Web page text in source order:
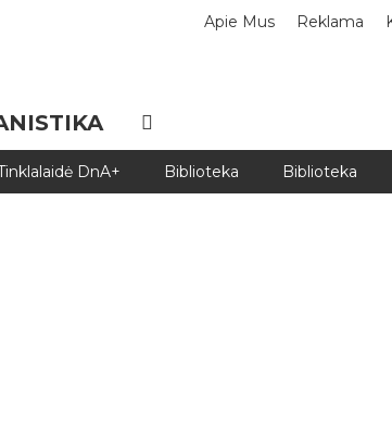
Apie Mus Reklama
DnA+ Biblioteka Biblioteka